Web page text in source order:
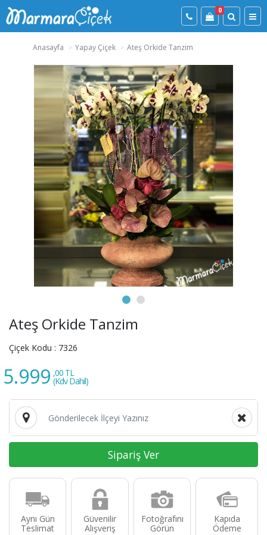
0
Anasayfa Yapay Çiçek Ateş Orkide Tanzim
Ateş Orkide Tanzim
Çiçek Kodu : 7326
5.999 ,00 TL
(Kdv Dahil)
Sipariş Ver
Aynı Gün
Teslimat
Güvenilir
Alışveriş
Fotoğrafını
Görün
Kapıda
Ödeme